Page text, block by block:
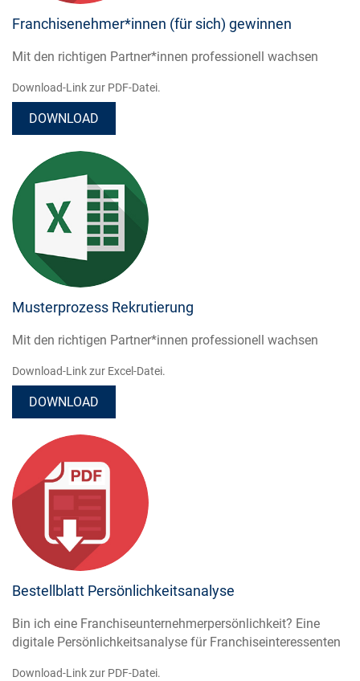
Franchisenehmer*innen (für sich) gewinnen
Mit den richtigen Partner*innen professionell wachsen
Download-Link zur PDF-Datei.
DOWNLOAD
Musterprozess Rekrutierung
Mit den richtigen Partner*innen professionell wachsen
Download-Link zur Excel-Datei.
DOWNLOAD
Bestellblatt Persönlichkeitsanalyse
Bin ich eine Franchiseunternehmerpersönlichkeit? Eine
digitale Persönlichkeitsanalyse für Franchiseinteressenten
Download-Link zur PDF-Datei.